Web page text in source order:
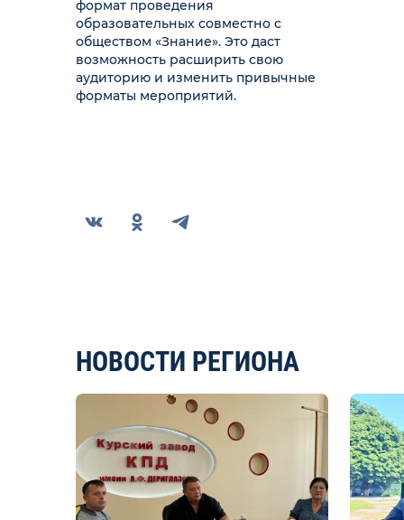
формат проведения
образовательных совместно с
обществом «Знание». Это даст
возможность расширить свою
аудиторию и изменить привычные
форматы мероприятий.
НОВОСТИ РЕГИОНА